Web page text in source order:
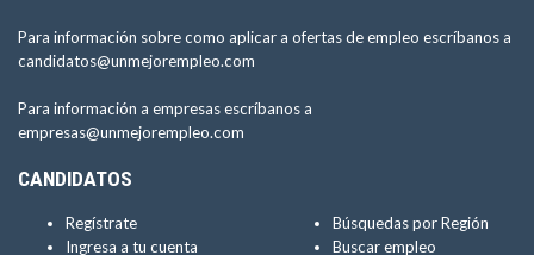
Para información sobre como aplicar a ofertas de empleo escríbanos a
candidatos@unmejorempleo.com
Para información a empresas escríbanos a
empresas@unmejorempleo.com
CANDIDATOS
Regístrate
Ingresa a tu cuenta
Búsquedas por Región
Buscar empleo